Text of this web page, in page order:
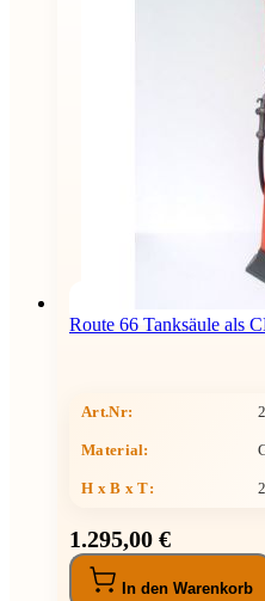
Route 66 Tanksäule als
Art.Nr:
Material:
H x B x T:
1.295,00 €
In den Warenkorb